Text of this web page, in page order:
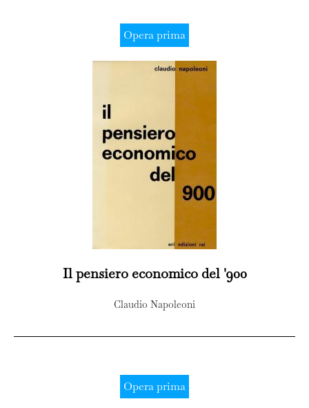
Opera prima
Il pensiero economico del '900
Claudio Napoleoni
Opera prima